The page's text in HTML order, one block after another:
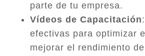
parte de tu empresa.
Vídeos de Capacitación
efectivas para optimizar
mejorar el rendimiento